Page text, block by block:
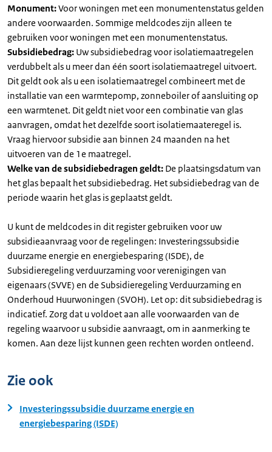
Monument:Voor woningen met een monumentenstatus gelden
andere voorwaarden. Sommige meldcodes zijn alleen te
gebruiken voor woningen met een monumentenstatus.
Subsidiebedrag: Uw subsidiebedrag voor isolatiemaatregelen
verdubbelt als u meer dan één soort isolatiemaatregel uitvoert.
Dit geldt ook als u een isolatiemaatregel combineert met de
installatie van een warmtepomp, zonneboiler of aansluiting op
een warmtenet. Dit geldt niet voor een combinatie van glas
aanvragen, omdat het dezelfde soort isolatiemaateregel is.
Vraag hiervoor subsidie aan binnen 24 maanden na het
uitvoeren van de 1e maatregel.
Welke van de subsidiebedragen geldt: De plaatsingsdatum van
het glas bepaalt het subsidiebedrag. Het subsidiebedrag van de
periode waarin het glas is geplaatst geldt.
U kunt de meldcodes in dit register gebruiken voor uw
subsidieaanvraag voor de regelingen: Investeringssubsidie
duurzame energie en energiebesparing (ISDE), de
Subsidieregeling verduurzaming voor verenigingen van
eigenaars (SVVE) en de Subsidieregeling Verduurzaming en
Onderhoud Huurwoningen (SVOH). Let op: dit subsidiebedrag is
indicatief. Zorg dat u voldoet aan alle voorwaarden van de
regeling waarvoor u subsidie aanvraagt, om in aanmerking te
komen. Aan deze lijst kunnen geen rechten worden ontleend.
Zie ook
Investeringssubsidie duurzame energie en
energiebesparing (ISDE)